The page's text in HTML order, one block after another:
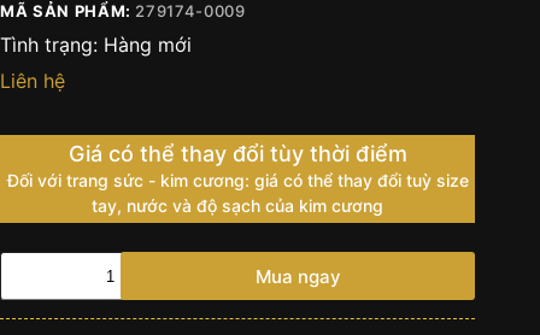
MÃ SẢN PHẨM: 279174-0009
Tình trạng: Hàng mới
Liên hệ
Giá có thể thay đổi tùy thời điểm
Đối với trang sức - kim cương: giá có thể thay đổi tuỳ size
tay, nước và độ sạch của kim cương
Đồng
Mua ngay